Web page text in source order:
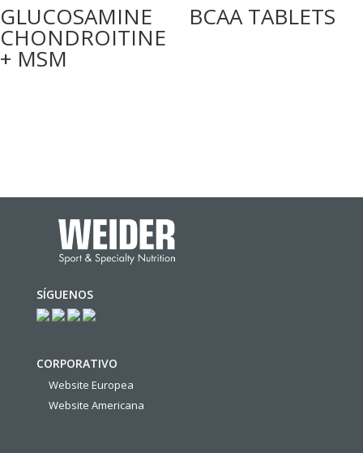
GLUCOSAMINE
CHONDROITINE
+ MSM
BCAA TABLETS
SÍGUENOS
CORPORATIVO
Website Europea
Website Americana